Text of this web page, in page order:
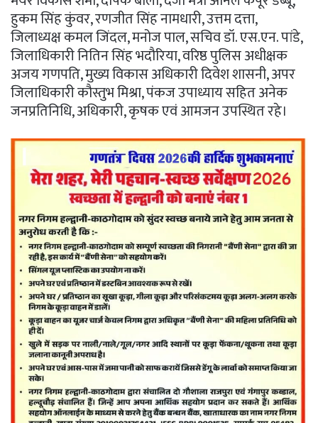
हुकम सिंह कुंवर, रणजीत सिंह नामधारी, उत्तम दत्ता,
जिलाध्यक्ष कमल जिंदल, मनोज पाल, सचिव डॉ. एस.एन. पांडे,
जिलाधिकारी नितिन सिंह भदौरिया, वरिष्ठ पुलिस अधीक्षक
अजय गणपति, मुख्य विकास अधिकारी दिवेश शासनी, अपर
जिलाधिकारी कौस्तुभ मिश्रा, पंकज उपाध्याय सहित अनेक
जनप्रतिनिधि, अधिकारी, कृषक एवं आमजन उपस्थित रहे।